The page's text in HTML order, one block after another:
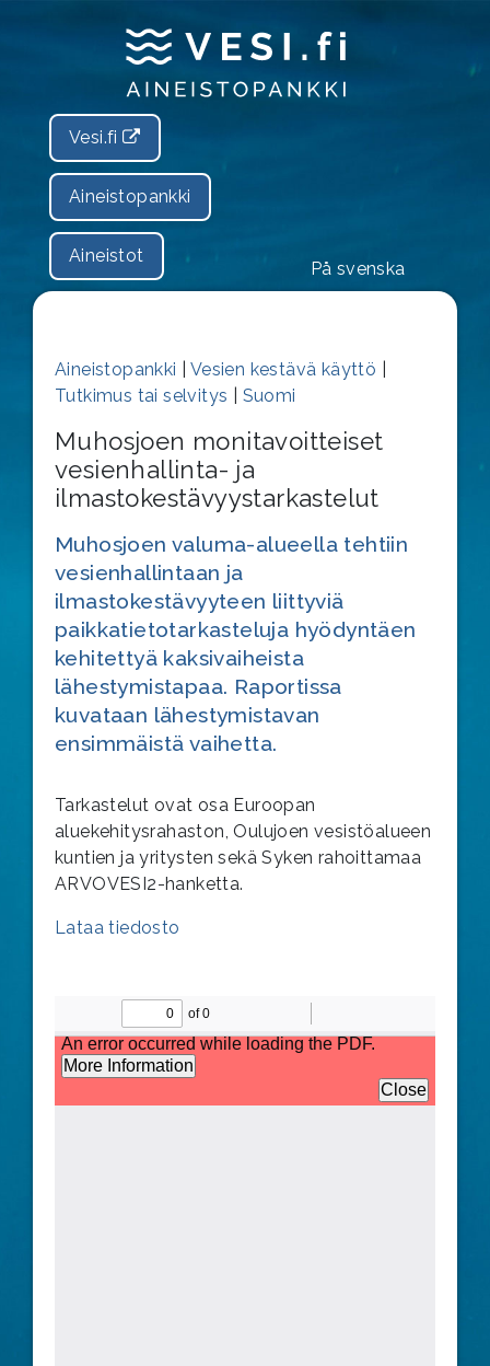
Vesi.fi
Aineistopankki
Aineistot
På svenska
Aineistopankki Vesien kestävä käyttö
Tutkimus tai selvitys
Suomi
Muhosjoen monitavoitteiset
vesienhallinta- ja
ilmastokestävyystarkastelut
Muhosjoen valuma-alueella tehtiin
vesienhallintaan ja
ilmastokestävyyteen liittyviä
paikkatietotarkasteluja hyödyntäen
kehitettyä kaksivaiheista
lähestymistapaa. Raportissa
kuvataan lähestymistavan
ensimmäistä vaihetta.
Tarkastelut ovat osa Euroopan
aluekehitysrahaston, Oulujoen vesistöalueen
kuntien ja yritysten sekä Syken rahoittamaa
ARVOVESI2-hanketta.
Lataa tiedosto